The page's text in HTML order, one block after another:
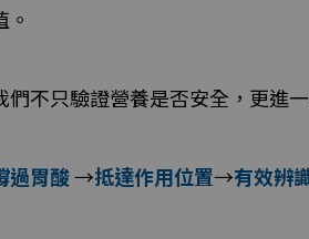
。
們不只驗證營養是否安全，更進
過胃酸→抵達作用位置→有效辨